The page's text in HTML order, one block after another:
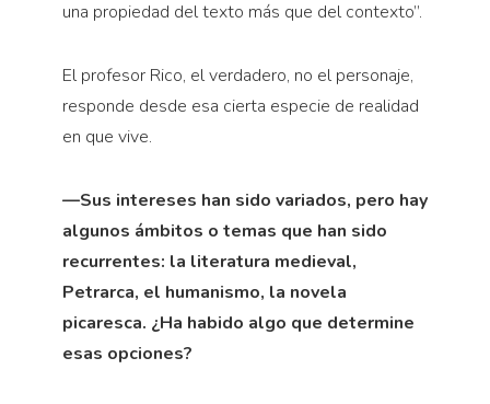
una propiedad del texto más que del contexto”.
El profesor Rico, el verdadero, no el personaje,
responde desde esa cierta especie de realidad
en que vive.
—Sus intereses han sido variados, pero hay
algunos ámbitos o temas que han sido
recurrentes: la literatura medieval,
Petrarca, el humanismo, la novela
picaresca. ¿Ha habido algo que determine
esas opciones?